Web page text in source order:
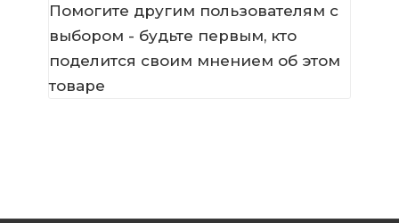
Помогите другим пользователям с
выбором - будьте первым, кто
поделится своим мнением об этом
товаре